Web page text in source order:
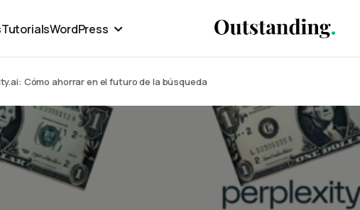
TutorialsWordPress
Cómo ahorrar en el futuro de la búsqueda